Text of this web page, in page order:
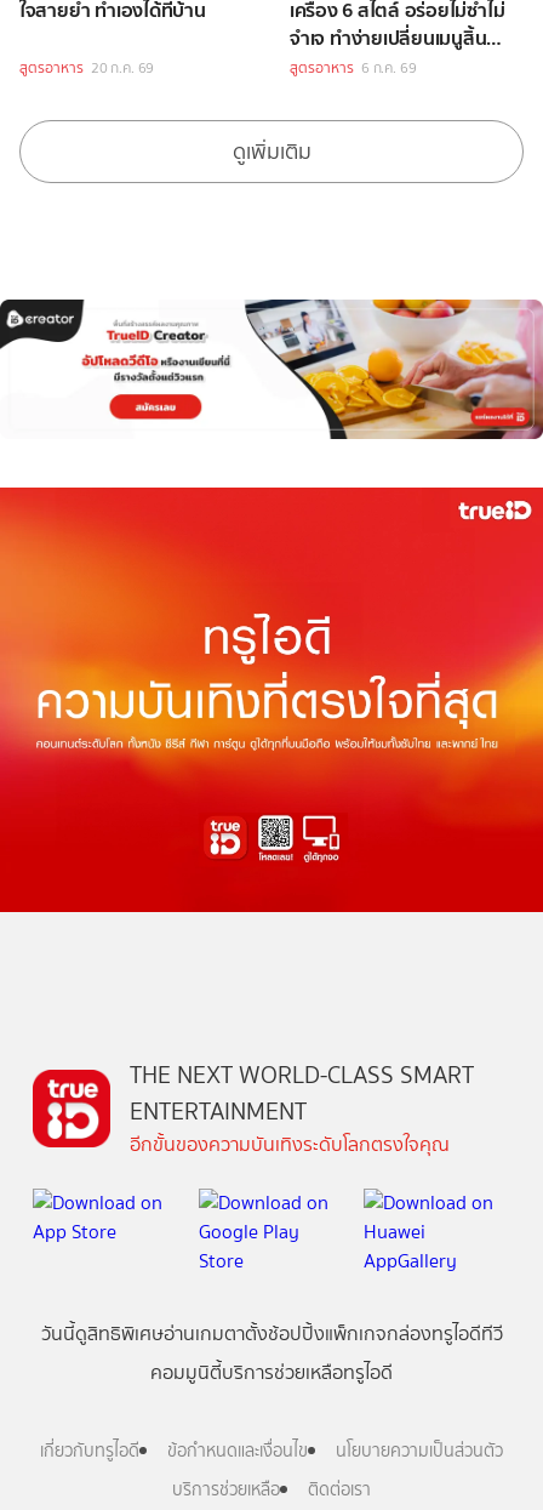
ใจสายยำ ทำเองได้ที่บ้าน
สูตรอาหาร 20 ก.ค. 69
เครื่อง 6 สไตล์ อร่อยไม่ซ้ำไม่
จำเจ ทำง่ายเปลี่ยนเมนูสิ้นคิด
ให้เป็นมื้อพิเศษ
สูตรอาหาร 6 ก.ค. 69
ดูเพิ่มเติม
THE NEXT WORLD-CLASS SMART
ENTERTAINMENT
อีกขั้นของความบันเทิงระดับโลกตรงใจคุณ
วันนี้ดูสิทธิพิเศษอ่านเกมตาตั้งช้อปปิ้งแพ็กเกจกล่องทรูไอดีทีวี
คอมมูนิตี้บริการช่วยเหลือทรูไอดี
เกี่ยวกับทรูไอดี ข้อกำหนดและเงื่อนไข
นโยบายความเป็นส่วนตัว
บริการช่วยเหลือ
ติดต่อเรา